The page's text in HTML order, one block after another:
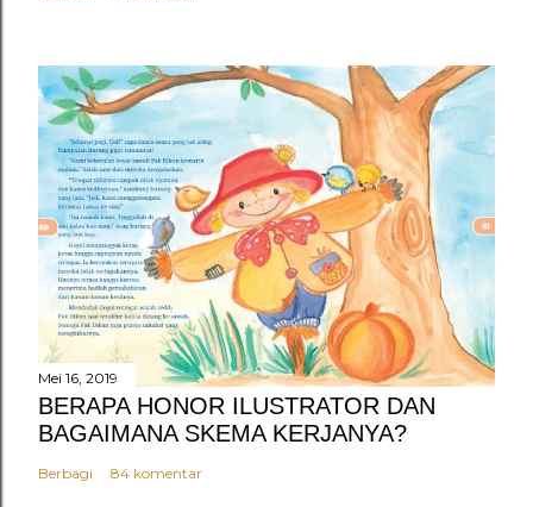
Mei 16, 2019
BERAPA HONOR ILUSTRATOR DAN
BAGAIMANA SKEMA KERJANYA?
Berbagi 84 komentar